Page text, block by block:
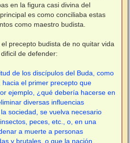
en la figura casi divina del
es como conciliaba estas
como maestro budista.
precepto budista de no quitar vida
de defender:
de los discípulos del Buda, como
el primer precepto que
ejemplo, ¿qué debería hacerse en
diversas influencias
sociedad, se vuelva necesario
peces, etc., o, en una
a muerte a personas
y brutales, o que la nación